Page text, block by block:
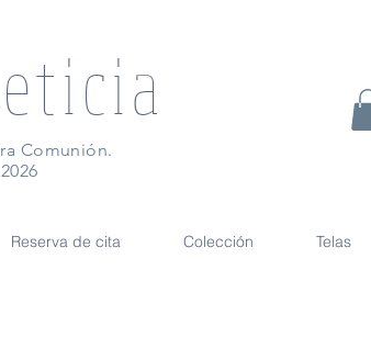
Comunión.
Reserva de cita Colección Telas